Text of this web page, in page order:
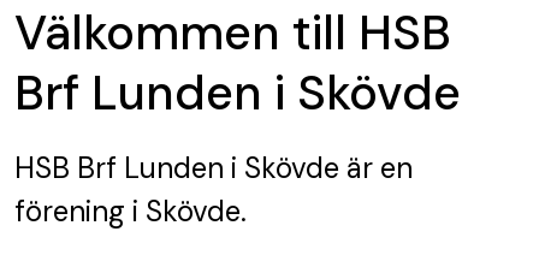
Välkommen till HSB
Brf Lunden i Skövde
HSB Brf Lunden i Skövde är en
förening i Skövde.